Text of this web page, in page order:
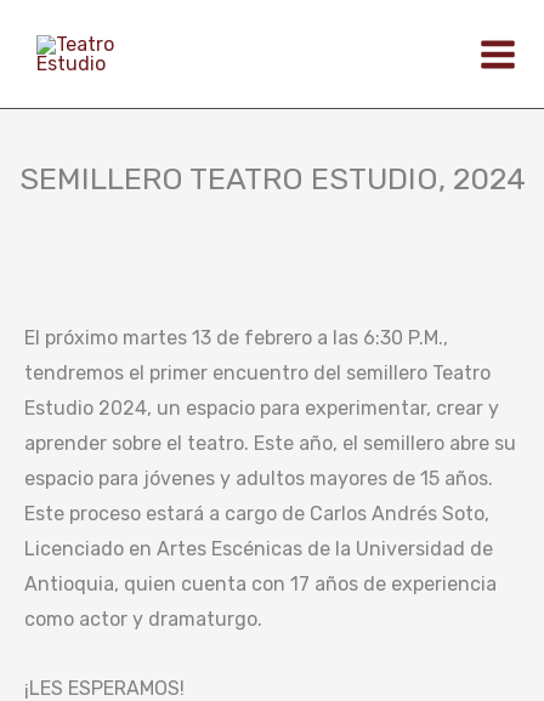
SEMILLERO TEATRO ESTUDIO, 2024
El próximo martes 13 de febrero a las 6:30 P.M.,
tendremos el primer encuentro del semillero Teatro
Estudio 2024, un espacio para experimentar, crear y
aprender sobre el teatro. Este año, el semillero abre su
espacio para jóvenes y adultos mayores de 15 años.
Este proceso estará a cargo de Carlos Andrés Soto,
Licenciado en Artes Escénicas de la Universidad de
Antioquia, quien cuenta con 17 años de experiencia
como actor y dramaturgo.
¡LES ESPERAMOS!